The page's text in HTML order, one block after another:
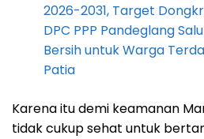
2026-2031, Target
DPC PPP Pandeglang
Bersih untuk Warga
Patia
Karena itu demi keamanan
tidak cukup sehat untuk